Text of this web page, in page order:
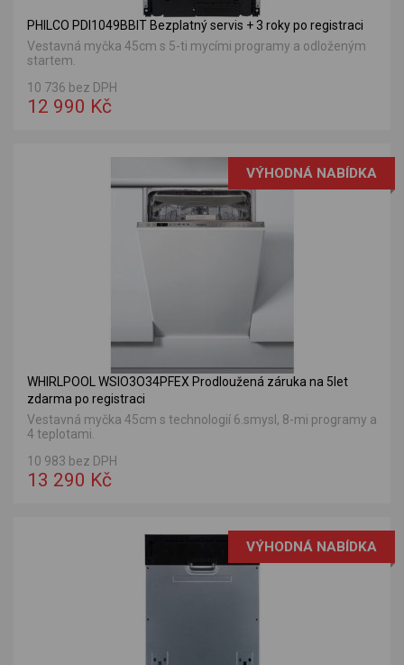
PHILCO PDI1049BBIT Bezplatný servis + 3 roky po registraci
Vestavná myčka 45cm s 5-ti mycími programy a odloženým
startem.
10 736 bez DPH
12 990 Kč
VÝHODNÁ NABÍDKA
WHIRLPOOL WSIO3O34PFEX Prodloužená záruka na 5let
zdarma po registraci
Vestavná myčka 45cm s technologií 6.smysl, 8-mi programy a
4 teplotami.
10 983 bez DPH
13 290 Kč
VÝHODNÁ NABÍDKA